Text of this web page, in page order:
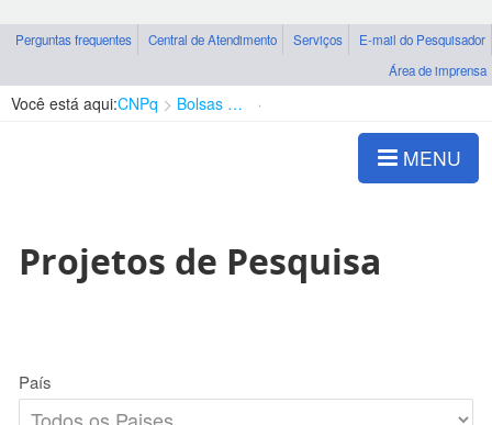
Perguntas frequentes Central de Atendimento Serviços
E-mail do Pesquisador
Área de imprensa
Você está aqui:CNPq Bolsas e Auxílios Vigentes
MENU
Projetos de Pesquisa
País